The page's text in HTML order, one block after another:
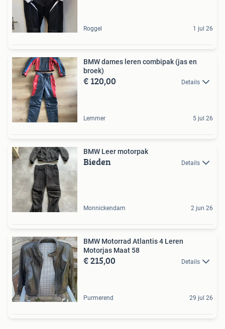
Roggel 1 jul 26
BMW dames leren combipak (jas en
broek)
€ 120,00 Details
Lemmer 5 jul 26
BMW Leer motorpak
Bieden Details
Monnickendam 2 jun 26
BMW Motorrad Atlantis 4 Leren
Motorjas Maat 58
€ 215,00 Details
Purmerend 29 jul 26